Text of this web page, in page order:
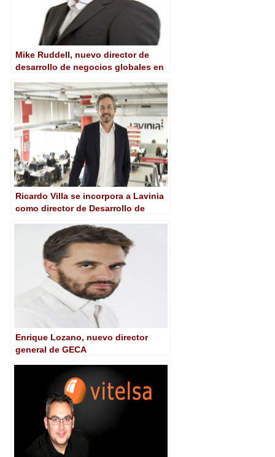
Mike Ruddell, nuevo director de
desarrollo de negocios globales en
Ricardo Villa se incorpora a Lavinia
como director de Desarrollo de
Enrique Lozano, nuevo director
general de GECA